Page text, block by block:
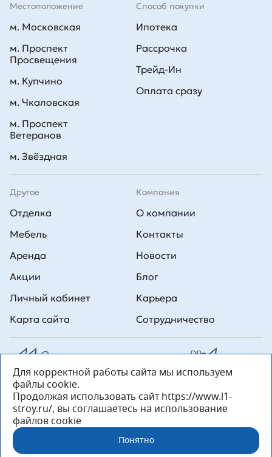
Способ покупки
Ипотека
Рассрочка
Трейд-Ин
Оплата сразу
Другое
Отделка
Мебель
Аренда
Акции
Личный кабинет
Карта сайта
Компания
О компании
Контакты
Новости
Блог
Карьера
Сотрудничество
Местоположение
м. Московская
м. Проспект
Просвещения
м. Купчино
м. Чкаловская
м. Проспект
Ветеранов
м. Звёздная
Все права на публикуемые на сайте материалы принадлежат
ООО Л1 Строительная комания №1. Любая информация,
представленная на данном сайте, носит исключительно
информационный характер и ни при каких условиях не является
публичной офертой, определяемой положениями статьи 437 ГК РФ.
«ООО «Л1 Строительная Компания №1» 196233, Санкт-Петербург, ул.
Орджоникидзе, д. 52, литер А, пом. 92-Н, офис 4 ИНН 7810269443,
ОГРН 1027804853559»
Для корректной работы сайта мы используем
файлы cookie.
Продолжая использовать сайт https://www.l1-
stroy.ru/, вы соглашаетесь на использование
файлов cookie
Понятно